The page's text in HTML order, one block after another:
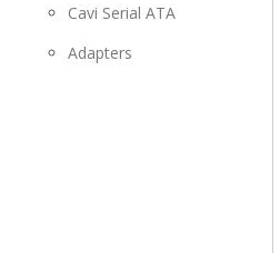
Cavi Serial ATA
Adapters